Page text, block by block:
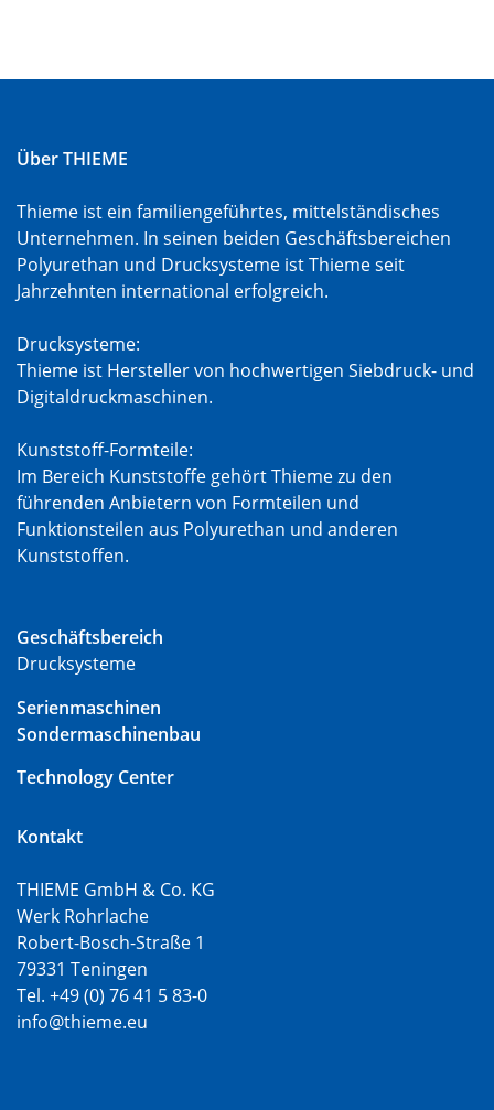
Über THIEME
Thieme ist ein familiengeführtes, mittelständisches
Unternehmen. In seinen beiden Geschäftsbereichen
Polyurethan und Drucksysteme ist Thieme seit
Jahrzehnten international erfolgreich.
Drucksysteme:
Thieme ist Hersteller von hochwertigen Siebdruck- und
Digitaldruckmaschinen.
Kunststoff-Formteile:
Im Bereich Kunststoffe gehört Thieme zu den
führenden Anbietern von Formteilen und
Funktionsteilen aus Polyurethan und anderen
Kunststoffen.
Geschäftsbereich
Drucksysteme
Serienmaschinen
Sondermaschinenbau
Technology Center
Kontakt
THIEME GmbH & Co. KG
Werk Rohrlache
Robert-Bosch-Straße 1
79331 Teningen
Tel. +49 (0) 76 41 5 83-0
info@thieme.eu